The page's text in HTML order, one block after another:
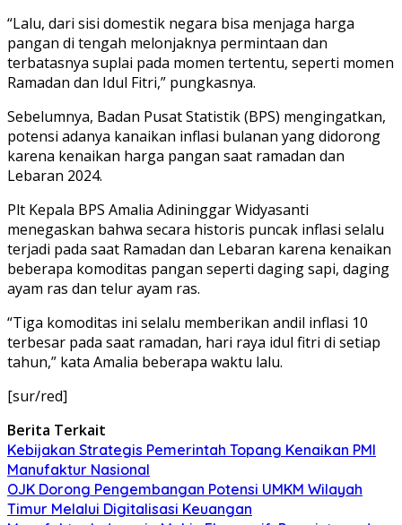
“Lalu, dari sisi domestik negara bisa menjaga harga
pangan di tengah melonjaknya permintaan dan
terbatasnya suplai pada momen tertentu, seperti momen
Ramadan dan Idul Fitri,” pungkasnya.
Sebelumnya, Badan Pusat Statistik (BPS) mengingatkan,
potensi adanya kanaikan inflasi bulanan yang didorong
karena kenaikan harga pangan saat ramadan dan
Lebaran 2024.
Plt Kepala BPS Amalia Adininggar Widyasanti
menegaskan bahwa secara historis puncak inflasi selalu
terjadi pada saat Ramadan dan Lebaran karena kenaikan
beberapa komoditas pangan seperti daging sapi, daging
ayam ras dan telur ayam ras.
“Tiga komoditas ini selalu memberikan andil inflasi 10
terbesar pada saat ramadan, hari raya idul fitri di setiap
tahun,” kata Amalia beberapa waktu lalu.
[sur/red]
Berita Terkait
Kebijakan Strategis Pemerintah Topang Kenaikan PMI
Manufaktur Nasional
OJK Dorong Pengembangan Potensi UMKM Wilayah
Timur Melalui Digitalisasi Keuangan